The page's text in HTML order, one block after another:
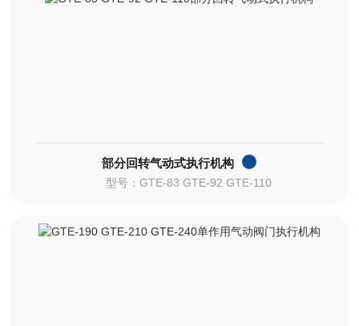
部分回转气动式执行机构
型号：GTE-83 GTE-92 GTE-110